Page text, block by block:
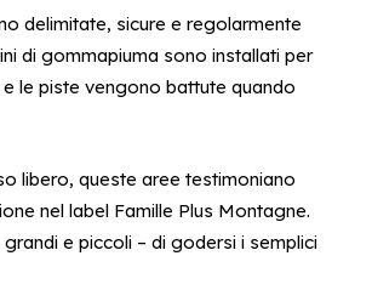
delimitate, sicure e regolarmente
di gommapiuma sono installati per
le piste vengono battute quando
libero, queste aree testimoniano
nel label Famille Plus Montagne.
e piccoli – di godersi i semplici